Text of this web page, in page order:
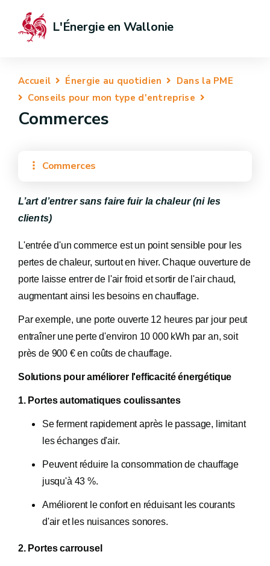
L'Énergie en Wallonie
Accueil Énergie au quotidien
Dans la PME
Conseils pour mon type d'entreprise
Commerces
Commerces
L’art d’entrer sans faire fuir la chaleur (ni les
clients)
L'entrée d'un commerce est un point sensible pour les
pertes de chaleur, surtout en hiver. Chaque ouverture de
porte laisse entrer de l'air froid et sortir de l'air chaud,
augmentant ainsi les besoins en chauffage.​
Par exemple, une porte ouverte 12 heures par jour peut
entraîner une perte d'environ 10 000 kWh par an, soit
près de 900 € en coûts de chauffage.​
Solutions pour améliorer l'efficacité énergétique
1. Portes automatiques coulissantes
Se ferment rapidement après le passage, limitant
les échanges d'air.
Peuvent réduire la consommation de chauffage
jusqu'à 43 %.
Améliorent le confort en réduisant les courants
d'air et les nuisances sonores.​
2. Portes carrousel